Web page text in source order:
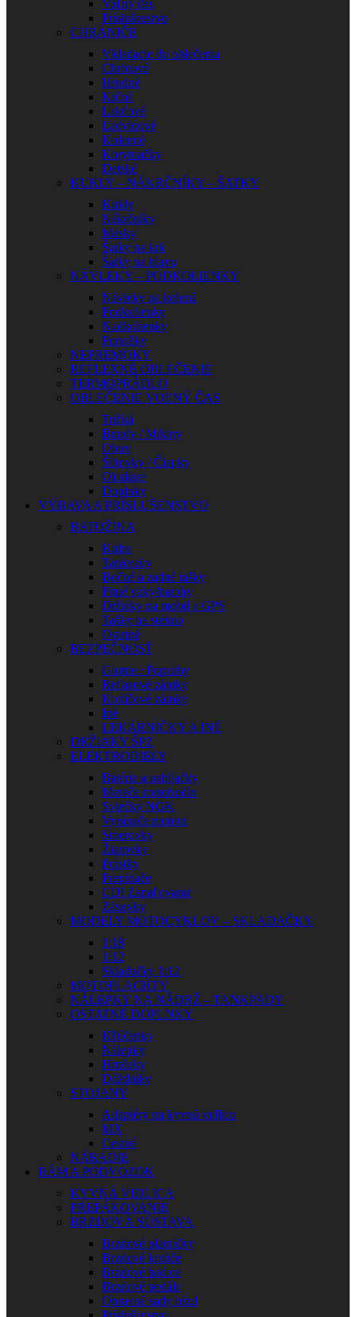
Voľný čas
Príslušenstvo
CHRÁNIČE
Vkladacie do oblečenia
Chrbtové
Hrudné
Krčné
Lakťové
Ľadvinové
Kolenné
Korytnačky
Detské
KUKLY – NÁKRČNÍKY – ŠATKY
Kukly
Nákrčníky
Masky
Šatky na krk
Šatky na hlavu
NÁVLEKY – PODKOLIENKY
Návleky na kolená
Podkolienky
Nadkolienky
Ponožky
NEPREMOKY
REFLEXNÉ OBLEČENIE
TERMOPRÁDLO
OBLEČENIE VOĽNÝ ČAS
Tričká
Bundy / Mikiny
Obuv
Šiltovky / Čiapky
Okuliare
Doplnky
VÝBAVA A PRÍSLUŠENSTVO
BATOŽINA
Kufre
Tankvaky
Bočné a zadné tašky
Pitné vaky/batohy
Držiaky na mobil a GPS
Tašky na stehno
Ostatné
BEZPEČNOSŤ
Gurtne / Popruhy
Reťazové zámky
Kotúčové zámky
Iné
LEKÁRNIČKY A INÉ
DRŽIAKY ŠPZ
ELEKTRODIELY
Batérie a nabíjačky
Merače motohodín
Sviečky NGK
Vypínače motora
Smerovky
Žiarovky
Poistky
Prepínače
CDI Zapaľovanie
Zásuvky
MODELY MOTOCYKLOV – SKLADAČKY
1:18
1:12
Skladačky 1:12
MOTOPLACHTY
NÁLEPKY NA NÁDRŽ – TANKPADY
OSTATNÉ DOPLNKY
Kľúčenky
Nálepky
Hrnčeky
Dáždniky
STOJANY
Adaptéry na kyvnú vidlicu
MX
Cestné
NÁRADIE
RÁM A PODVOZOK
KYVNÁ VIDLICA
PREPÁKOVANIE
BRZDOVÁ SÚSTAVA
Brzdové platničky
Brzdové kotúče
Brzdové hadice
Brzdové pedále
Opravné sady bŕzd